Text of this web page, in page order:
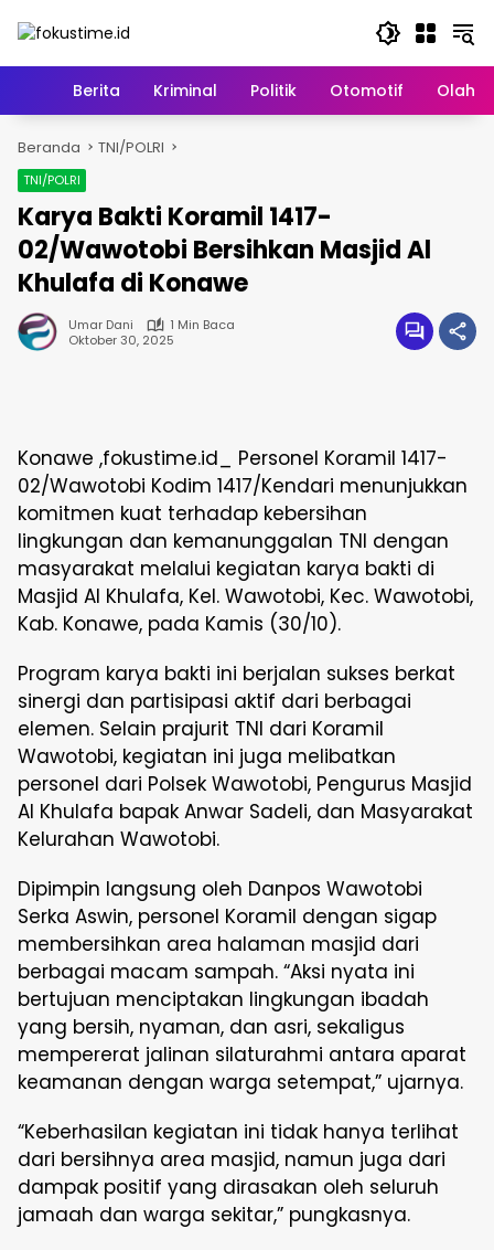
HomeBerita Kriminal Politik Otomotif
Beranda TNI/POLRI
TNI/POLRI
Karya Bakti Koramil 1417-
02/Wawotobi Bersihkan Masjid Al
Khulafa di Konawe
Umar Dani
1 Min Baca
Oktober 30, 2025
Konawe ,fokustime.id_ Personel Koramil 1417-
02/Wawotobi Kodim 1417/Kendari menunjukkan
komitmen kuat terhadap kebersihan
lingkungan dan kemanunggalan TNI dengan
masyarakat melalui kegiatan karya bakti di
Masjid Al Khulafa, Kel. Wawotobi, Kec. Wawotobi,
Kab. Konawe, pada Kamis (30/10).
Program karya bakti ini berjalan sukses berkat
sinergi dan partisipasi aktif dari berbagai
elemen. Selain prajurit TNI dari Koramil
Wawotobi, kegiatan ini juga melibatkan
personel dari Polsek Wawotobi, Pengurus Masjid
Al Khulafa bapak Anwar Sadeli, dan Masyarakat
Kelurahan Wawotobi.
Dipimpin langsung oleh Danpos Wawotobi
Serka Aswin, personel Koramil dengan sigap
membersihkan area halaman masjid dari
berbagai macam sampah. “Aksi nyata ini
bertujuan menciptakan lingkungan ibadah
yang bersih, nyaman, dan asri, sekaligus
mempererat jalinan silaturahmi antara aparat
keamanan dengan warga setempat,” ujarnya.
“Keberhasilan kegiatan ini tidak hanya terlihat
dari bersihnya area masjid, namun juga dari
dampak positif yang dirasakan oleh seluruh
jamaah dan warga sekitar,” pungkasnya.